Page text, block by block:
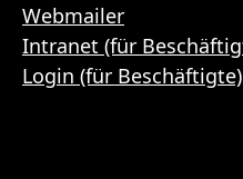
Webmailer
Intranet (für
Login (für Beschäftigte)